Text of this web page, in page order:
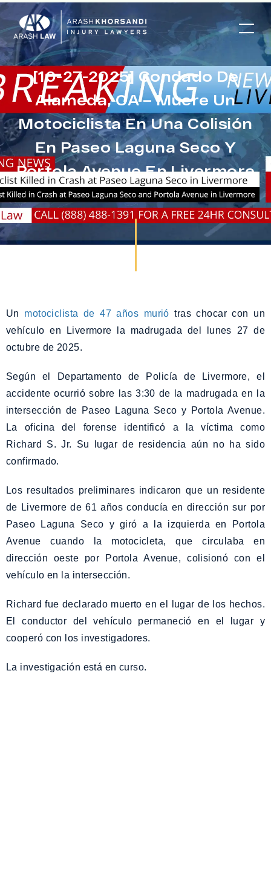
[10-27-2025] Condado De
Alameda, CA – Muere Un
Motociclista En Una Colisión
En Paseo Laguna Seco Y
Portola Avenue En Livermore
Un motociclista de 47 años murió tras chocar con un
vehículo en Livermore la madrugada del lunes 27 de
octubre de 2025.
Según el Departamento de Policía de Livermore, el
accidente ocurrió sobre las 3:30 de la madrugada en la
intersección de Paseo Laguna Seco y Portola Avenue.
La oficina del forense identificó a la víctima como
Richard S. Jr. Su lugar de residencia aún no ha sido
confirmado.
Los resultados preliminares indicaron que un residente
de Livermore de 61 años conducía en dirección sur por
Paseo Laguna Seco y giró a la izquierda en Portola
Avenue cuando la motocicleta, que circulaba en
dirección oeste por Portola Avenue, colisionó con el
vehículo en la intersección.
Richard fue declarado muerto en el lugar de los hechos.
El conductor del vehículo permaneció en el lugar y
cooperó con los investigadores.
La investigación está en curso.